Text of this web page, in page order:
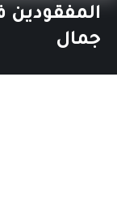
المفقودين
جمال